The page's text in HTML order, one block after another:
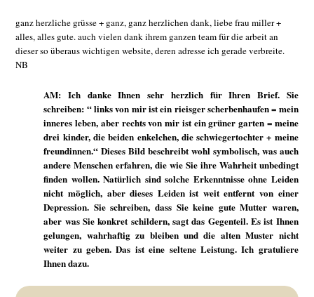
ganz herzliche grüsse + ganz, ganz herzlichen dank, liebe frau miller +
alles, alles gute. auch vielen dank ihrem ganzen team für die arbeit an
dieser so überaus wichtigen website, deren adresse ich gerade verbreite.
NB
AM: Ich danke Ihnen sehr herzlich für Ihren Brief. Sie
schreiben: “ links von mir ist ein rieisger scherbenhaufen = mein
inneres leben, aber rechts von mir ist ein grüner garten = meine
drei kinder, die beiden enkelchen, die schwiegertochter + meine
freundinnen.“ Dieses Bild beschreibt wohl symbolisch, was auch
andere Menschen erfahren, die wie Sie ihre Wahrheit unbedingt
finden wollen. Natürlich sind solche Erkenntnisse ohne Leiden
nicht möglich, aber dieses Leiden ist weit entfernt von einer
Depression. Sie schreiben, dass Sie keine gute Mutter waren,
aber was Sie konkret schildern, sagt das Gegenteil. Es ist Ihnen
gelungen, wahrhaftig zu bleiben und die alten Muster nicht
weiter zu geben. Das ist eine seltene Leistung. Ich gratuliere
Ihnen dazu.